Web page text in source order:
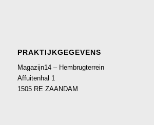
PRAKTIJKGEGEVENS
Magazijn14 – Hembrugterrein
Affuitenhal 1
1505 RE ZAANDAM